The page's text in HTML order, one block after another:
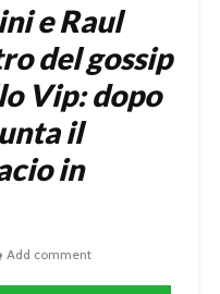
e Raul
del gossip
Vip: dopo
il
in
Add comment